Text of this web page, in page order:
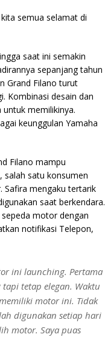
semua selamat di
saat ini semakin
sepanjang tahun
Grand Filano turut
Kombinasi desain dan
memilikinya.
keunggulan Yamaha
Filano mampu
salah satu konsumen
Safira mengaku tertarik
saat berkendara.
motor dengan
notifikasi Telepon,
ini launching. Pertama
tetap elegan. Waktu
motor ini. Tidak
digunakan setiap hari
motor. Saya puas